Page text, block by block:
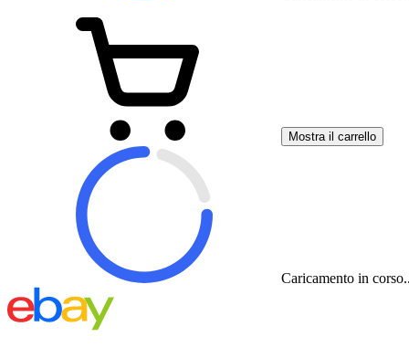
Mostra il carrello
Caricamento in